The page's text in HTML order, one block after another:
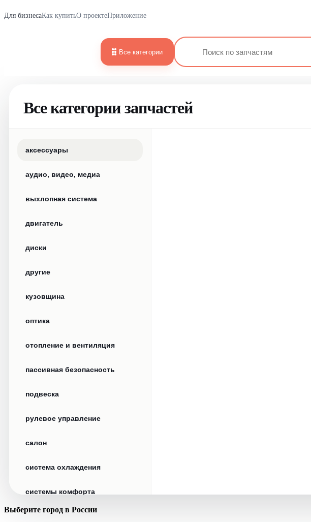
Для бизнесаКак купитьО проектеПриложение
Все категории
Все категории запчастей
аксессуары
аудио, видео, медиа
выхлопная система
двигатель
диски
другие
кузовщина
оптика
отопление и вентиляция
пассивная безопасность
подвеска
рулевое управление
салон
система охлаждения
системы комфорта
стекла
Выберите город в России